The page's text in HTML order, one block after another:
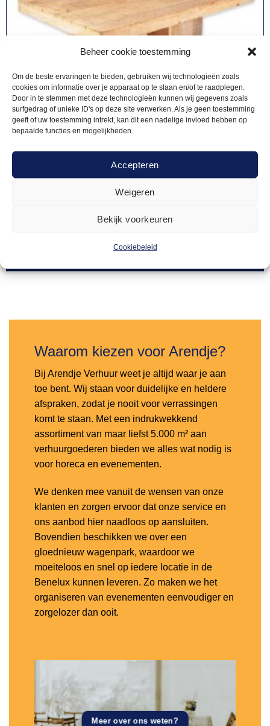
Beheer cookie toestemming
Om de beste ervaringen te bieden, gebruiken wij technologieën zoals
cookies om informatie over je apparaat op te slaan en/of te raadplegen.
Door in te stemmen met deze technologieën kunnen wij gegevens zoals
surfgedrag of unieke ID's op deze site verwerken. Als je geen toestemming
geeft of uw toestemming intrekt, kan dit een nadelige invloed hebben op
bepaalde functies en mogelijkheden.
Accepteren
Weigeren
Bekijk voorkeuren
Cookiebeleid
Waarom kiezen voor Arendje?
Bij Arendje Verhuur weet je altijd waar je aan
toe bent. Wij staan voor duidelijke en heldere
afspraken, zodat je nooit voor verrassingen
komt te staan. Met een indrukwekkend
assortiment van maar liefst 5.000 m² aan
verhuurgoederen bieden we alles wat nodig is
voor horeca en evenementen.
We denken mee vanuit de wensen van onze
klanten en zorgen ervoor dat onze service en
ons aanbod hier naadloos op aansluiten.
Bovendien beschikken we over een
gloednieuw wagenpark, waardoor we
moeiteloos en snel op iedere locatie in de
Benelux kunnen leveren. Zo maken we het
organiseren van evenementen eenvoudiger en
zorgelozer dan ooit.
Meer over ons weten?